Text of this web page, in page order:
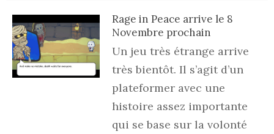
Rage in Peace arrive le 8
Novembre prochain
Un jeu très étrange arrive
très bientôt. Il s’agit d’un
plateformer avec une
histoire assez importante
qui se base sur la volonté